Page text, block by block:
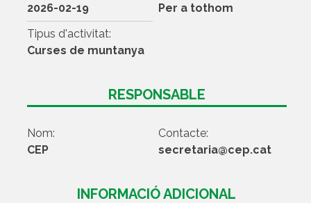
2026-02-19
Per a tothom
Tipus d'activitat:
Curses de muntanya
RESPONSABLE
Nom:
CEP
Contacte:
secretaria@cep.cat
INFORMACIÓ ADICIONAL